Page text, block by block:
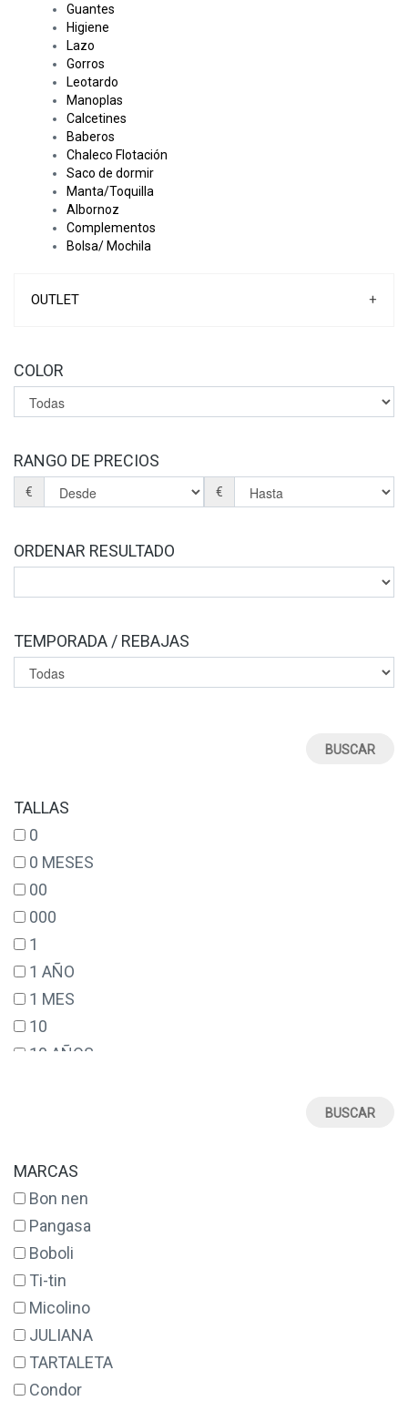
Guantes
Higiene
Lazo
Gorros
Leotardo
Manoplas
Calcetines
Baberos
Chaleco Flotación
Saco de dormir
Manta/Toquilla
Albornoz
Complementos
Bolsa/ Mochila
OUTLET +
COLOR
RANGO DE PRECIOS
€ €
ORDENAR RESULTADO
TEMPORADA / REBAJAS
TALLAS
0
0 MESES
00
000
1
1 AÑO
1 MES
10
10 AÑOS
14
14 AÑOS
16
17
18
18 MESES
2
2 AÑOS
20
MARCAS
Bon nen
Pangasa
Boboli
Ti-tin
Micolino
JULIANA
TARTALETA
Condor